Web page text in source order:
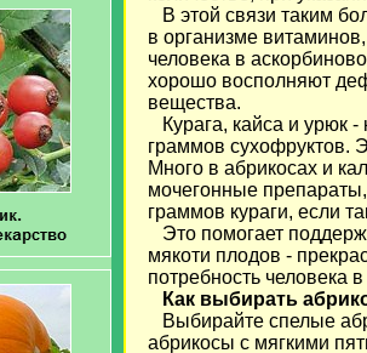
В этой связи таким
в организме
человека в
хорошо восполняют
вещества.
Курага, кайса и урюк
граммов сухофруктов.
Много в абрикосах и
мочегонные
граммов кураги, если
Это помогает
мякоти плодов -
потребность человека
Как выбирать
Выбирайте спелые
абрикосы с мягкими